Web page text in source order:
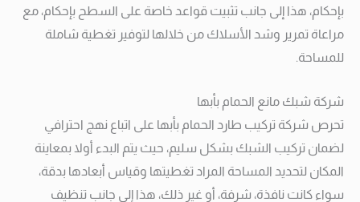
بإحكام، هذا إلى جانب تثبيت قواعد خاصة على السطح بإحكام، مع
مراعاة تمرير وشد الأسلاك من خلالها لتوفير تغطية شاملة
للمساحة.
شركة شبك مانع الحمام بأبها
تحرص شركة تركيب طارد الحمام بأبها على اتباع نهج احترافي
لضمان تركيب الشبك بشكل سليم، حيث يتم البدء أولا بمعاينة
المكان لتحديد المساحة المراد تغطيتها وقياس أبعادها بدقة،
سواء كانت نافذة، شرفة، أو غير ذلك، هذا إلى جانب تنظيف